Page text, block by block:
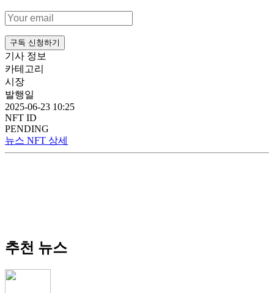
구독 신청하기
기사 정보
카테고리
시장
발행일
2025-06-23 10:25
NFT ID
PENDING
뉴스 NFT 상세
추천 뉴스